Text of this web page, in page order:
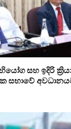
සහ ඉදිරි
සභාවේ